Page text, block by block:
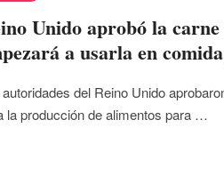
Unido aprobó la
a usarla en
del Reino Unido
la producción de alimentos para …